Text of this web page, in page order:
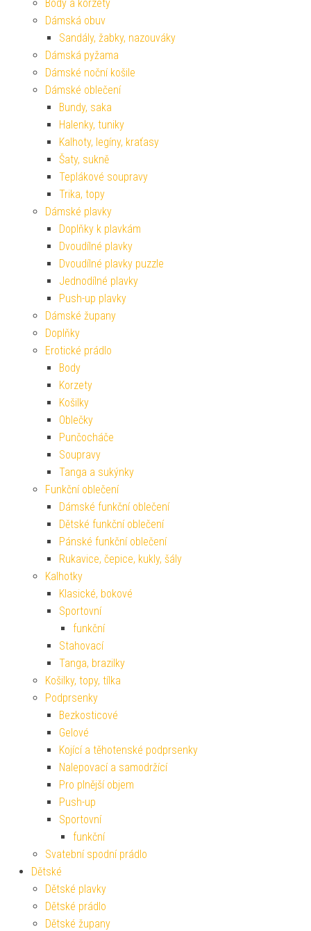
Body a korzety
Dámská obuv
Sandály, žabky, nazouváky
Dámská pyžama
Dámské noční košile
Dámské oblečení
Bundy, saka
Halenky, tuniky
Kalhoty, legíny, kraťasy
Šaty, sukně
Teplákové soupravy
Trika, topy
Dámské plavky
Doplňky k plavkám
Dvoudílné plavky
Dvoudílné plavky puzzle
Jednodílné plavky
Push-up plavky
Dámské župany
Doplňky
Erotické prádlo
Body
Korzety
Košilky
Oblečky
Punčocháče
Soupravy
Tanga a sukýnky
Funkční oblečení
Dámské funkční oblečení
Dětské funkční oblečení
Pánské funkční oblečení
Rukavice, čepice, kukly, šály
Kalhotky
Klasické, bokové
Sportovní
funkční
Stahovací
Tanga, brazilky
Košilky, topy, tílka
Podprsenky
Bezkosticové
Gelové
Kojící a těhotenské podprsenky
Nalepovací a samodržící
Pro plnější objem
Push-up
Sportovní
funkční
Svatební spodní prádlo
Dětské
Dětské plavky
Dětské prádlo
Dětské župany